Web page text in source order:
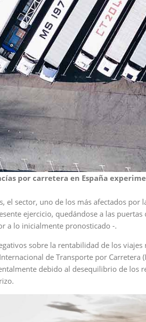
por carretera en España
el sector, uno de los más afectados
ejercicio, quedándose a las
a lo inicialmente pronosticado -.
sobre la rentabilidad de los
de Transporte por Carretera
debido al desequilibrio de los